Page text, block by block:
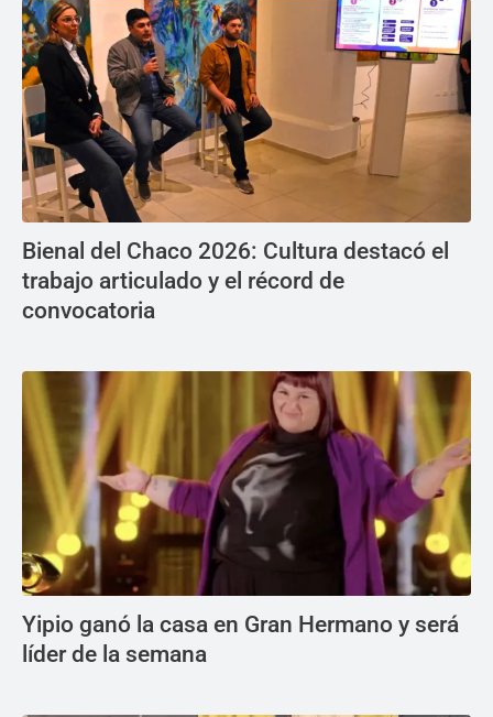
Bienal del Chaco 2026: Cultura destacó el
trabajo articulado y el récord de
convocatoria
Yipio ganó la casa en Gran Hermano y será
líder de la semana